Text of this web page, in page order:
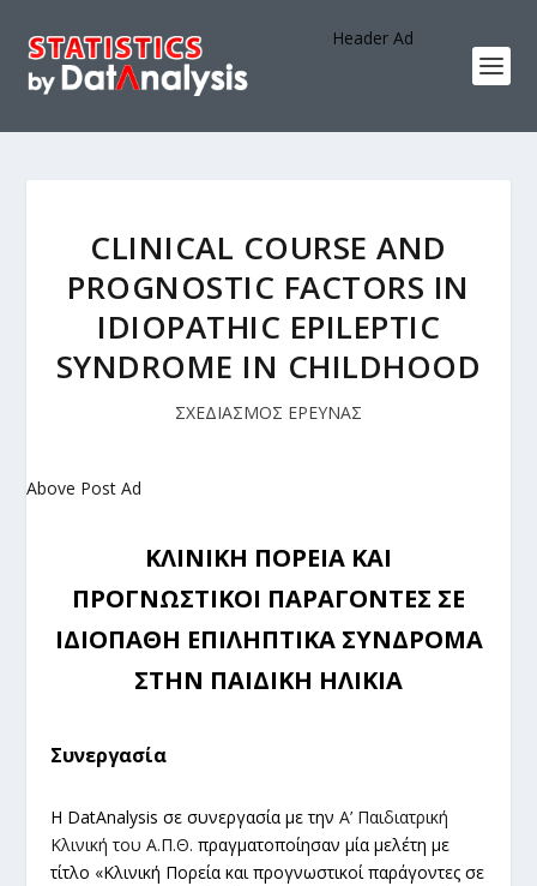
Header Ad
CLINICAL COURSE AND
PROGNOSTIC FACTORS IN
IDIOPATHIC EPILEPTIC
SYNDROME IN CHILDHOOD
ΣΧΕΔΙΑΣΜΟΣ ΕΡΕΥΝΑΣ
Above Post Ad
ΚΛΙΝΙΚΗ ΠΟΡΕΙΑ ΚΑΙ
ΠΡΟΓΝΩΣΤΙΚΟΙ ΠΑΡΑΓΟΝΤΕΣ ΣΕ
ΙΔΙΟΠΑΘΗ ΕΠΙΛΗΠΤΙΚΑ ΣΥΝΔΡΟΜΑ
ΣΤΗΝ ΠΑΙΔΙΚΗ ΗΛΙΚΙΑ
Συνεργασία
Η DatAnalysis σε συνεργασία με τηνΑ’ Παιδιατρική
Κλινική του Α.Π.Θ. πραγματοποίησαν μία μελέτη με
τίτλο «Κλινική Πορεία και προγνωστικοί παράγοντες σε